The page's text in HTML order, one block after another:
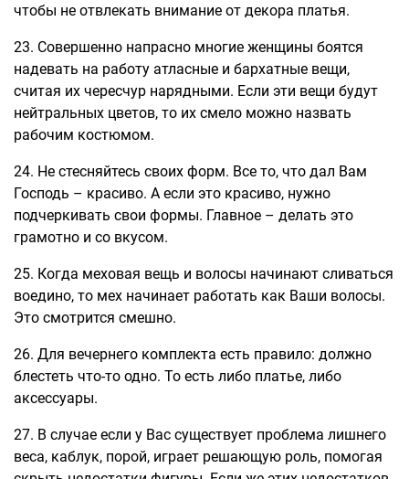
чтобы не отвлекать внимание от декора платья.
23. Совершенно напрасно многие женщины боятся
надевать на работу атласные и бархатные вещи,
считая их чересчур нарядными. Если эти вещи будут
нейтральных цветов, то их смело можно назвать
рабочим костюмом.
24. Не стесняйтесь своих форм. Все то, что дал Вам
Господь – красиво. А если это красиво, нужно
подчеркивать свои формы. Главное – делать это
грамотно и со вкусом.
25. Когда меховая вещь и волосы начинают сливаться
воедино, то мех начинает работать как Ваши волосы.
Это смотрится смешно.
26. Для вечернего комплекта есть правило: должно
блестеть что-то одно. То есть либо платье, либо
аксессуары.
27. В случае если у Вас существует проблема лишнего
веса, каблук, порой, играет решающую роль, помогая